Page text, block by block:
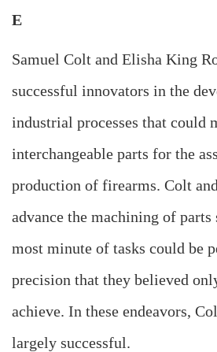
E
Samuel Colt and Elisha King
successful innovators in the
industrial processes that could
interchangeable parts for the
production of firearms. Colt
advance the machining of parts
most minute of tasks could be
precision that they believed
achieve. In these endeavors,
largely successful.